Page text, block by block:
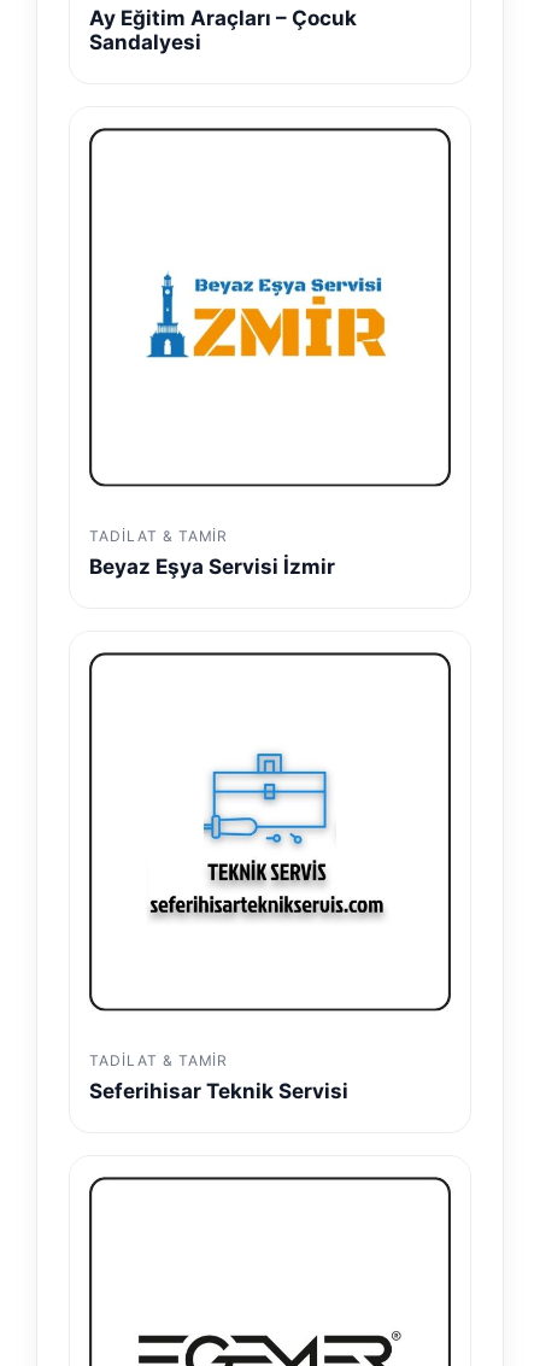
Ay Eğitim Araçları – Çocuk
Sandalyesi
TADILAT & TAMIR
Beyaz Eşya Servisi İzmir
TADILAT & TAMIR
Seferihisar Teknik Servisi